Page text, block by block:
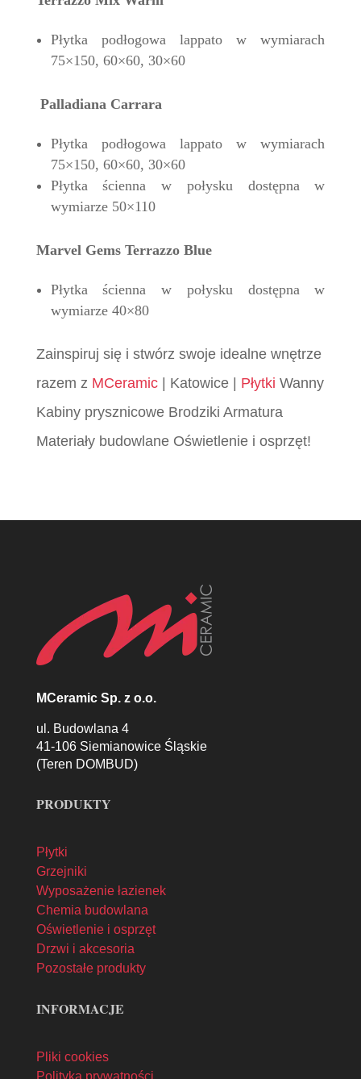
Płytka podłogowa lappato w wymiarach
75×150, 60×60, 30×60
Palladiana Carrara
Płytka podłogowa lappato w wymiarach
75×150, 60×60, 30×60
Płytka ścienna w połysku dostępna w
wymiarze 50×110
Marvel Gems Terrazzo Blue
Płytka ścienna w połysku dostępna w
wymiarze 40×80
Zainspiruj się i stwórz swoje idealne wnętrze
razem z MCeramic| Katowice | Płytki Wanny
Kabiny prysznicowe Brodziki Armatura
Materiały budowlane Oświetlenie i osprzęt!
MCeramic Sp. z o.o.
ul. Budowlana 4
41-106 Siemianowice Śląskie
(Teren DOMBUD)
PRODUKTY
Płytki
Grzejniki
Wyposażenie łazienek
Chemia budowlana
Oświetlenie i osprzęt
Drzwi i akcesoria
Pozostałe produkty
INFORMACJE
Pliki cookies
Polityka prywatności